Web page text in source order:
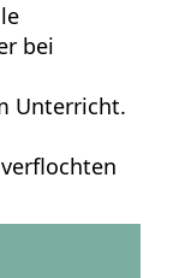
bei
Unterricht.